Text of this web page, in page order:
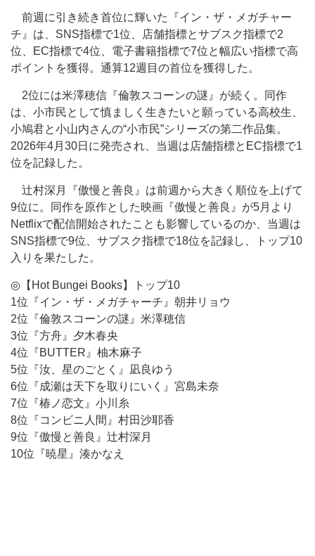
前週に引き続き首位に輝いた『イン・ザ・メガチャー
チ』は、SNS指標で1位、店舗指標とサブスク指標で2
位、EC指標で4位、電子書籍指標で7位と幅広い指標で高
ポイントを獲得。通算12週目の首位を獲得した。
2位には米澤穂信『倫敦スコーンの謎』が続く。同作
は、小市民として慎ましく生きたいと願っている高校生、
小鳩君と小山内さんの“小市民”シリーズの第二作品集。
2026年4月30日に発売され、当週は店舗指標とEC指標で1
位を記録した。
辻村深月『傲慢と善良』は前週から大きく順位を上げて
9位に。同作を原作とした映画『傲慢と善良』が5月より
Netflixで配信開始されたことも影響しているのか、当週は
SNS指標で9位、サブスク指標で18位を記録し、トップ10
入りを果たした。
◎【Hot Bungei Books】トップ10
1位『イン・ザ・メガチャーチ』朝井リョウ
2位『倫敦スコーンの謎』米澤穂信
3位『方舟』夕木春央
4位『BUTTER』柚木麻子
5位『汝、星のごとく』凪良ゆう
6位『成瀬は天下を取りにいく』宮島未奈
7位『椿ノ恋文』小川糸
8位『コンビニ人間』村田沙耶香
9位『傲慢と善良』辻村深月
10位『暁星』湊かなえ